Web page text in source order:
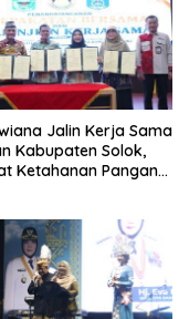
Jalin Kerja Sama
Kabupaten Solok,
Ketahanan Pangan